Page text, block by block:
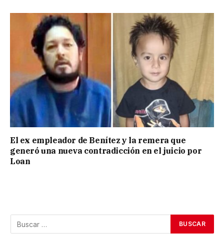
El ex empleador de Benítez y la remera que
generó una nueva contradicción en el juicio por
Loan